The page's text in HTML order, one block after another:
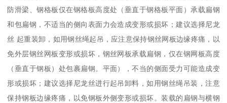
防滑梁、钢格板仅在钢格板高度处（垂直于钢格板平面）承载扁钢
和包扁钢，不适当的侧向表面力会造成变形或损坏；建议选择尼龙
丝 起重装卸，如用钢丝绳起吊，应注意保持钢丝网板边缘疼痛，以
免外层钢丝网板变形或损坏，钢丝网板承载扁钢，仅在钢网板高度
（垂直于钢板）处包裹扁钢。平面），不当的侧面受力可能造成变
形或损坏；建议选择尼龙丝进行起吊卸料，如用钢丝绳吊装，注意
保持钢板边缘疼痛，以免钢板外侧变形或损坏。装载的扁钢与横钢